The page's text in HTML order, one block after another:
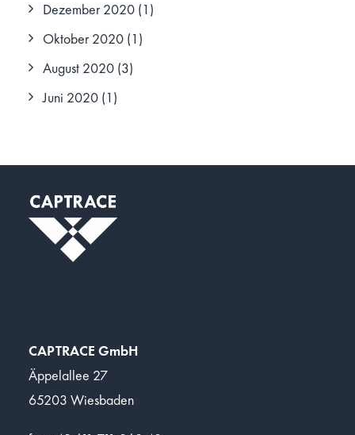
Dezember 2020 (1)
Oktober 2020 (1)
August 2020 (3)
Juni 2020 (1)
CAPTRACE GmbH
Äppelallee 27
65203 Wiesbaden